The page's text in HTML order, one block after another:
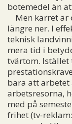
botemedel än
Men kärret är
längre ner. I
teknisk
mera tid i
tvärtom. Istället
bara att arbetet
arbetsresorna,
med på
frihet (tv-